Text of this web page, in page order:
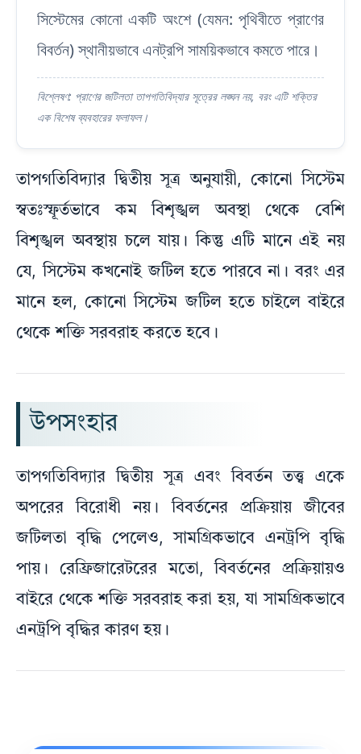
সিস্টেমের কোনো একটি অংশে (যেমন: পৃথিবীতে প্রাণের
বিবর্তন) স্থানীয়ভাবে এনট্রপি সাময়িকভাবে কমতে পারে।
বিশ্লেষণ: প্রাণের জটিলতা তাপগতিবিদ্যার সূত্রের লঙ্ঘন নয়, বরং এটি শক্তির
এক বিশেষ ব্যবহারের ফলাফল।
তাপগতিবিদ্যার দ্বিতীয় সূত্র অনুযায়ী, কোনো সিস্টেম
স্বতঃস্ফূর্তভাবে কম বিশৃঙ্খল অবস্থা থেকে বেশি
বিশৃঙ্খল অবস্থায় চলে যায়। কিন্তু এটি মানে এই নয়
যে, সিস্টেম কখনোই জটিল হতে পারবে না। বরং এর
মানে হল, কোনো সিস্টেম জটিল হতে চাইলে বাইরে
থেকে শক্তি সরবরাহ করতে হবে।
উপসংহার
তাপগতিবিদ্যার দ্বিতীয় সূত্র এবং বিবর্তন তত্ত্ব একে
অপরের বিরোধী নয়। বিবর্তনের প্রক্রিয়ায় জীবের
জটিলতা বৃদ্ধি পেলেও, সামগ্রিকভাবে এনট্রপি বৃদ্ধি
পায়। রেফ্রিজারেটরের মতো, বিবর্তনের প্রক্রিয়ায়ও
বাইরে থেকে শক্তি সরবরাহ করা হয়, যা সামগ্রিকভাবে
এনট্রপি বৃদ্ধির কারণ হয়।